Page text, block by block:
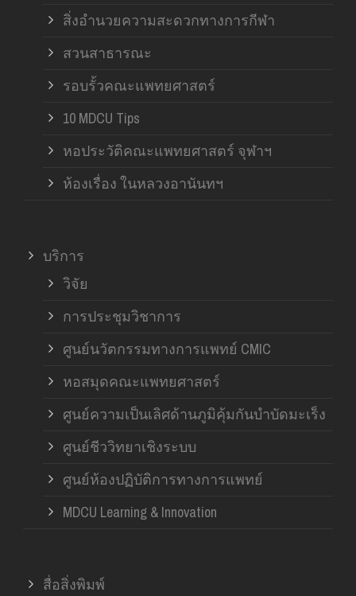
สิ่งอำนวยความสะดวกทางการกีฬา
สวนสาธารณะ
รอบรั้วคณะแพทยศาสตร์
10 MDCU Tips
หอประวัติคณะแพทยศาสตร์ จุฬาฯ
ห้องเรื่อง ในหลวงอานันทฯ
บริการ
วิจัย
การประชุมวิชาการ
ศูนย์นวัตกรรมทางการแพทย์ CMIC
หอสมุดคณะแพทยศาสตร์
ศูนย์ความเป็นเลิศด้านภูมิคุ้มกันบำบัดมะเร็ง
ศูนย์ชีววิทยาเชิงระบบ
ศูนย์ห้องปฏิบัติการทางการแพทย์
MDCU Learning & Innovation
สื่อสิ่งพิมพ์